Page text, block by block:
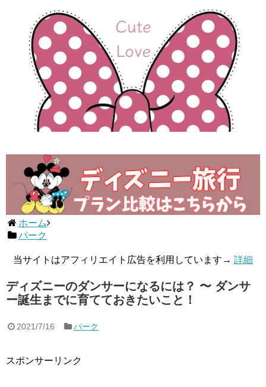
ホーム
パーク
当サイトはアフィリエイト広告を利用しています→ 詳細
ディズニーのダンサーになるには？ 〜 ダンサ
ー誕生までに育てておきたいこと！
2021/7/16 パーク
スポンサーリンク